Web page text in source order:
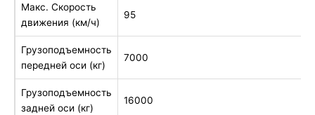
Макс. Скорость
движения (км/ч)
95
Грузоподъемность
передней оси (кг)
7000
Грузоподъемность
задней оси (кг)
16000